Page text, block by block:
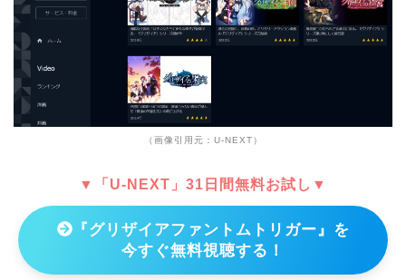
（画像引用元：U-NEXT）
▼「U-NEXT」31日間無料お試し▼
『グリザイアファントムトリガー』を
今すぐ無料視聴する！